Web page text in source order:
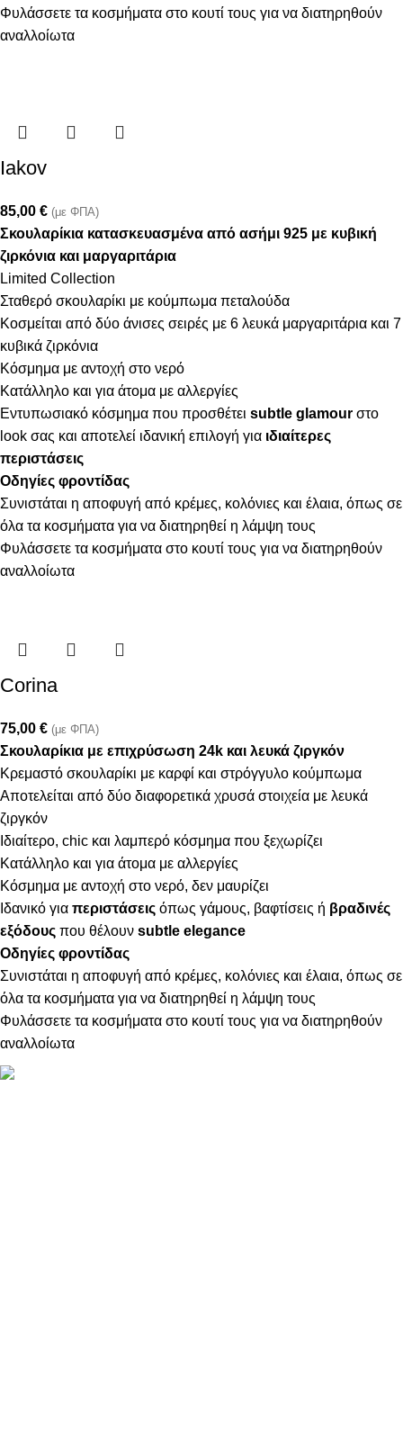
Φυλάσσετε τα κοσμήματα στο κουτί τους για να διατηρηθούν
αναλλοίωτα
Iakov
85,00 € (με ΦΠΑ)
Σκουλαρίκια κατασκευασμένα από ασήμι 925 με κυβική
ζιρκόνια και μαργαριτάρια
Limited Collection
Σταθερό σκουλαρίκι με κούμπωμα πεταλούδα
Κοσμείται από δύο άνισες σειρές με 6 λευκά μαργαριτάρια και 7
κυβικά ζιρκόνια
Κόσμημα με αντοχή στο νερό
Κατάλληλο και για άτομα με αλλεργίες
Εντυπωσιακό κόσμημα που προσθέτει subtle glamour στο
look σας και αποτελεί ιδανική επιλογή για ιδιαίτερες
περιστάσεις
Οδηγίες φροντίδας
Συνιστάται η αποφυγή από κρέμες, κολόνιες και έλαια, όπως σε
όλα τα κοσμήματα για να διατηρηθεί η λάμψη τους
Φυλάσσετε τα κοσμήματα στο κουτί τους για να διατηρηθούν
αναλλοίωτα
Corina
75,00 € (με ΦΠΑ)
Σκουλαρίκια με επιχρύσωση 24k και λευκά ζιργκόν
Κρεμαστό σκουλαρίκι με καρφί και στρόγγυλο κούμπωμα
Αποτελείται από δύο διαφορετικά χρυσά στοιχεία με λευκά
ζιργκόν
Ιδιαίτερο, chic και λαμπερό κόσμημα που ξεχωρίζει
Κατάλληλο και για άτομα με αλλεργίες
Κόσμημα με αντοχή στο νερό, δεν μαυρίζει
Ιδανικό για περιστάσεις όπως γάμους, βαφτίσεις ή βραδινές
εξόδους που θέλουν subtle elegance
Οδηγίες φροντίδας
Συνιστάται η αποφυγή από κρέμες, κολόνιες και έλαια, όπως σε
όλα τα κοσμήματα για να διατηρηθεί η λάμψη τους
Φυλάσσετε τα κοσμήματα στο κουτί τους για να διατηρηθούν
αναλλοίωτα